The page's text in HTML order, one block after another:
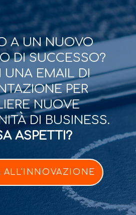
A UN NUOVO
DI SUCCESSO?
UNA EMAIL DI
PER
NUOVE
DI BUSINESS.
ASPETTI?
ALL'INNOVAZIONE